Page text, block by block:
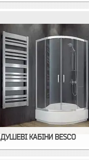
ДУШЕВІ КАБІНИ BESCO